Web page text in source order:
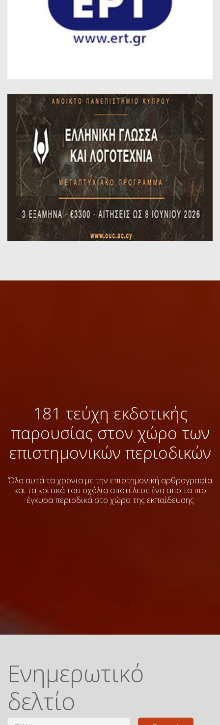
181 τεύχη εκδοτικής
παρουσίας στον χώρο των
επιστημονικών περιοδικών
Όλα αυτά τα χρόνια με την επιστημονική αρθρογραφία
και τα κριτικά του σχόλιααποτέλεσε ένα από τα πιο
έγκυρα περιοδικά στο χώρο της εκπαίδευσης
Ενημερωτικό
δελτίο